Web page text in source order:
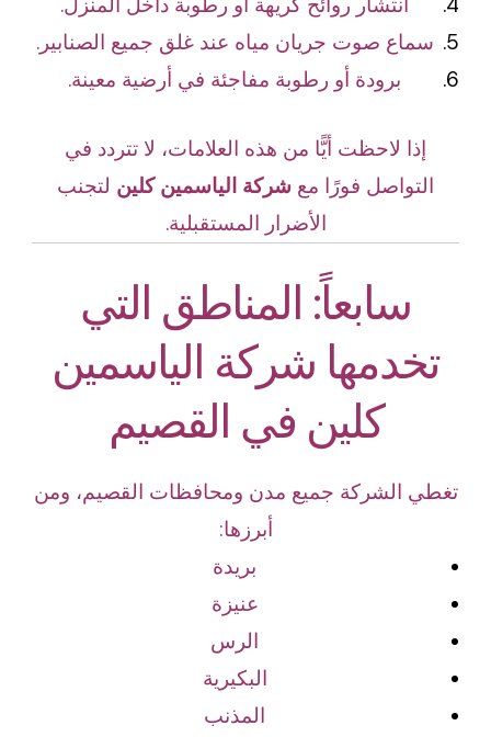
سماع صوت جريان مياه عند غلق جميع الصنابير.
برودة أو رطوبة مفاجئة في أرضية معينة.
إذا لاحظت أيًّا من هذه العلامات، لا تتردد في
التواصل فورًا مع شركة الياسمين كلين لتجنب
الأضرار المستقبلية.
سابعاً: المناطق التي
تخدمها شركة الياسمين
كلين في القصيم
تغطي الشركة جميع مدن ومحافظات القصيم، ومن
أبرزها:
بريدة
عنيزة
الرس
البكيرية
المذنب